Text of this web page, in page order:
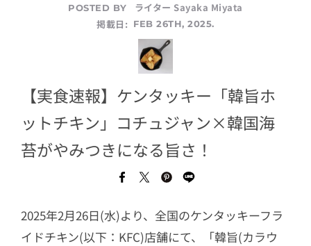
POSTED BY
ライター Sayaka Miyata
掲載日:
FEB 26TH, 2025.
【実食速報】ケンタッキー「韓旨ホ
ットチキン」コチュジャン×韓国海
苔がやみつきになる旨さ！
2025年2月26日(水)より、全国のケンタッキーフラ
イドチキン(以下：KFC)店舗にて、「韓旨(カラウ